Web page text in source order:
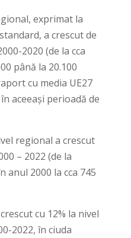
exprimat la
a crescut de
2020 (de la cca
până la 20.100
cu media UE27
aceeași perioadă de
regional a crescut
– 2022 (de la
anul 2000 la cca 745
cu 12% la nivel
2022, în ciuda